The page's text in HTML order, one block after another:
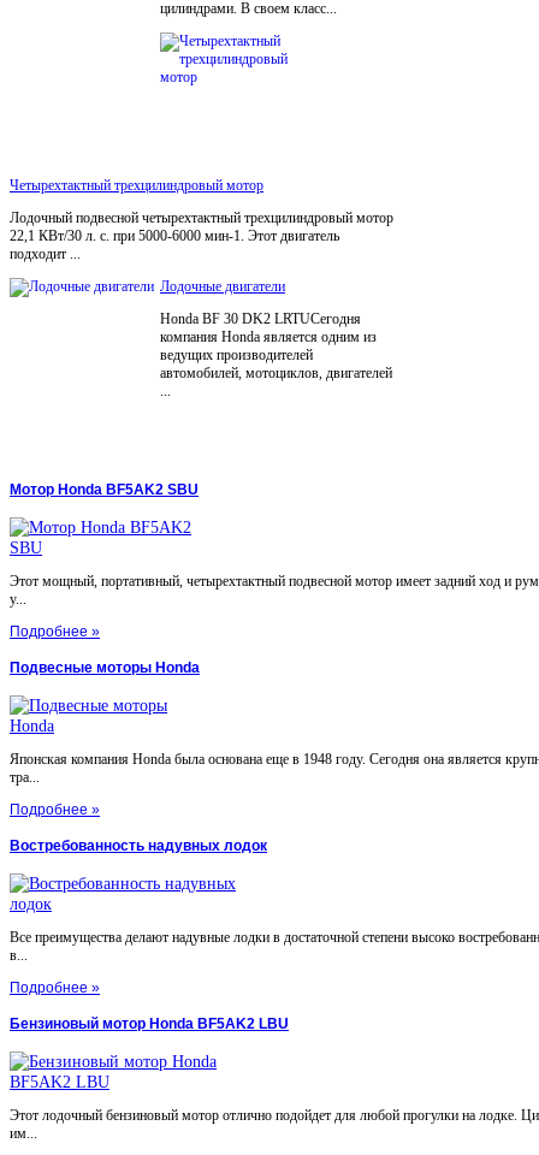
цилиндрами. В своем класс...
Четырехтактный трехцилиндровый мотор
Лодочный подвесной четырехтактный трехцилиндровый мотор
22,1 КВт/30 л. с. при 5000-6000 мин-1. Этот двигатель
подходит ...
Лодочные двигатели
Honda BF 30 DK2 LRTUСегодня
компания Honda является одним из
ведущих производителей
автомобилей, мотоциклов, двигателей
...
Мотор Honda BF5AK2 SBU
Этот мощный, портативный, четырехтактный подвесной мотор имеет задний ход и
у...
Подробнее »
Подвесные моторы Honda
Японская компания Honda была основана еще в 1948 году. Сегодня она является
тра...
Подробнее »
Востребованность надувных лодок
Все преимущества делают надувные лодки в достаточной степени высоко
в...
Подробнее »
Бензиновый мотор Honda BF5AK2 LBU
Этот лодочный бензиновый мотор отлично подойдет для любой прогулки на лодке.
им...